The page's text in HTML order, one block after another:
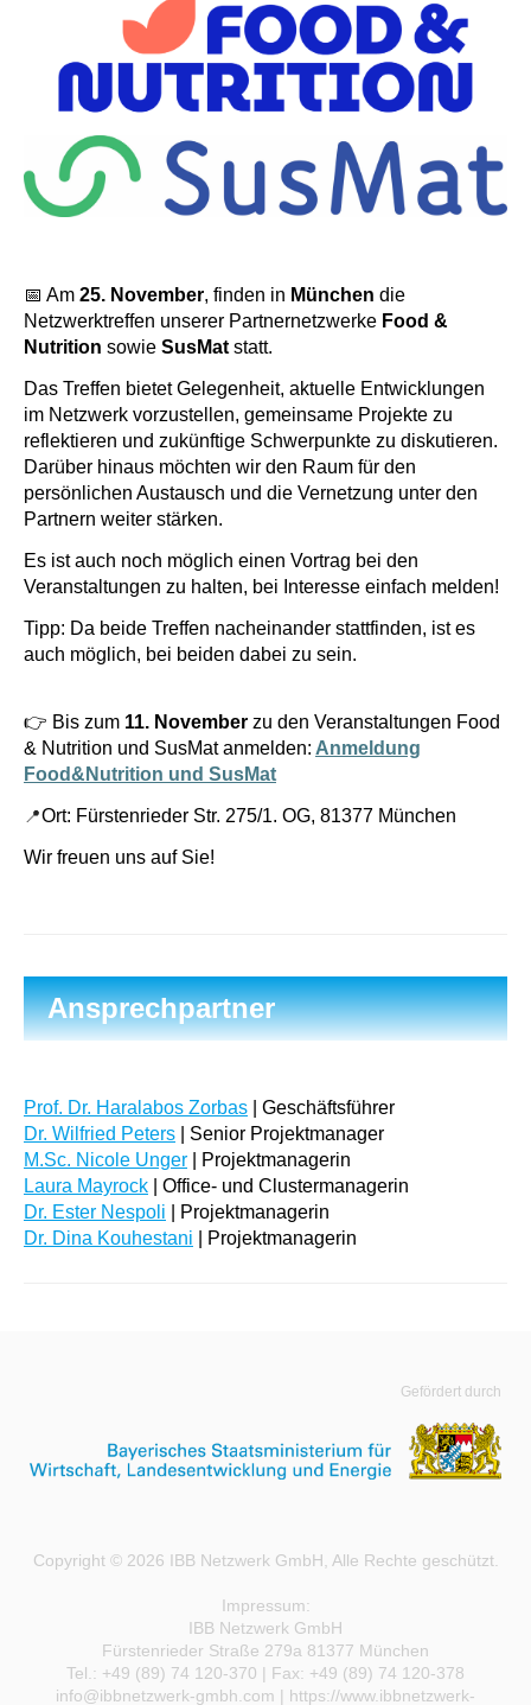
📅 Am 25. November, finden in München die
Netzwerktreffen unserer Partnernetzwerke Food &
Nutrition sowie SusMat statt.
Das Treffen bietet Gelegenheit, aktuelle Entwicklungen
im Netzwerk vorzustellen, gemeinsame Projekte zu
reflektieren und zukünftige Schwerpunkte zu diskutieren.
Darüber hinaus möchten wir den Raum für den
persönlichen Austausch und die Vernetzung unter den
Partnern weiter stärken.
Es ist auch noch möglich einen Vortrag bei den
Veranstaltungen zu halten, bei Interesse einfach melden!
Tipp: Da beide Treffen nacheinander stattfinden, ist es
auch möglich, bei beiden dabei zu sein.
👉 Bis zum 11. November zu den Veranstaltungen Food
& Nutrition und SusMat anmelden: Anmeldung
Food&Nutrition und SusMat
📍Ort: Fürstenrieder Str. 275/1. OG, 81377 München
Wir freuen uns auf Sie!
Ansprechpartner
Prof. Dr. Haralabos Zorbas | Geschäftsführer
Dr. Wilfried Peters | Senior Projektmanager
M.Sc. Nicole Unger | Projektmanagerin
Laura Mayrock | Office- und Clustermanagerin
Dr. Ester Nespoli | Projektmanagerin
Dr. Dina Kouhestani | Projektmanagerin
Gefördert durch
Copyright © 2026 IBB Netzwerk GmbH, Alle Rechte geschützt.
Impressum:
IBB Netzwerk GmbH
Fürstenrieder Straße 279a 81377 München
Tel.: +49 (89) 74 120-370 | Fax: +49 (89) 74 120-378
info@ibbnetzwerk-gmbh.com | https://www.ibbnetzwerk-